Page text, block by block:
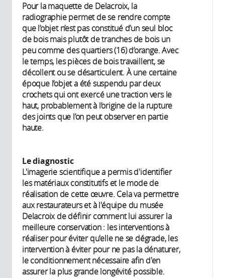
Pour la maquette de Delacroix, la
radiographie permet de se rendre compte
que l’objet n’est pas constitué d’un seul bloc
de bois mais plutôt de tranches de bois un
peu comme des quartiers (16) d’orange. Avec
le temps, les pièces de bois travaillent, se
décollent ou se désarticulent. À une certaine
époque l’objet a été suspendu par deux
crochets qui ont exercé une traction vers le
haut, probablement à l’origine de la rupture
des joints que l’on peut observer en partie
haute.
Le diagnostic
L'imagerie scientifique a permis d'identifier
les matériaux constitutifs et le mode de
réalisation de cette œuvre. Cela va permettre
aux restaurateurs et à l'équipe du musée
Delacroix de définir comment lui assurer la
meilleure conservation : les interventions à
réaliser pour éviter qu'elle ne se dégrade, les
intervention à éviter pour ne pas la dénaturer,
le conditionnement nécessaire afin d'en
assurer la plus grande longévité possible.